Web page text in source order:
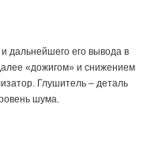
дальнейшего его вывода в
«дожигом» и снижением
Глушитель – деталь
шума.